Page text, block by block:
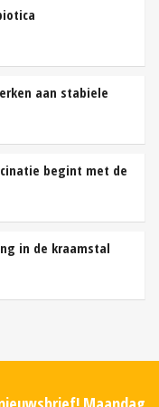
aan stabiele
begint met de
in de kraamstal